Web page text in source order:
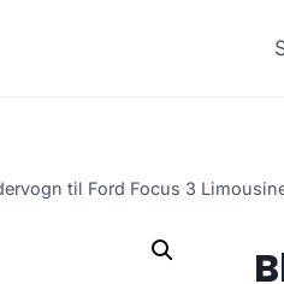
til Ford Focus 3